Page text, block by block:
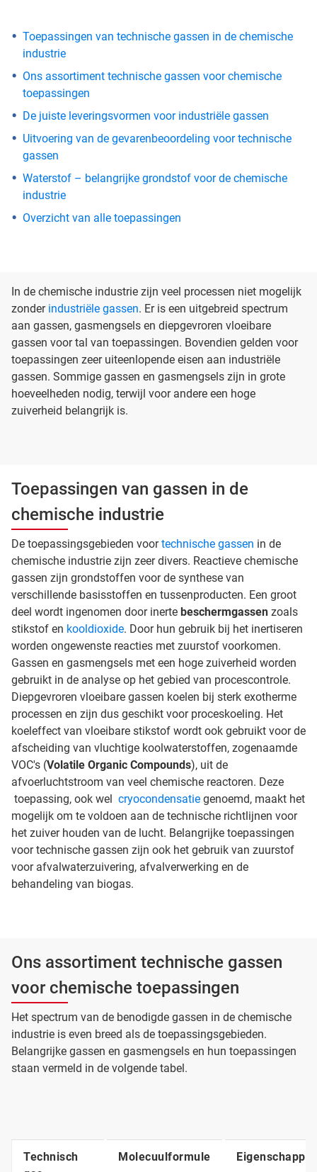
Toepassingen van technische gassen in de chemische
industrie
Ons assortiment technische gassen voor chemische
toepassingen
De juiste leveringsvormen voor industriële gassen
Uitvoering van de gevarenbeoordeling voor technische
gassen
Waterstof – belangrijke grondstof voor de chemische
industrie
Overzicht van alle toepassingen
In de chemische industrie zijn veel processen niet mogelijk
zonder industriële gassen. Er is een uitgebreid spectrum
aan gassen, gasmengsels en diepgevroren vloeibare
gassen voor tal van toepassingen. Bovendien gelden voor
toepassingen zeer uiteenlopende eisen aan industriële
gassen. Sommige gassen en gasmengsels zijn in grote
hoeveelheden nodig, terwijl voor andere een hoge
zuiverheid belangrijk is.
Toepassingen van gassen in de
chemische industrie
De toepassingsgebieden voortechnische gassen in de
chemische industrie zijn zeer divers. Reactieve chemische
gassen zijn grondstoffen voor de synthese van
verschillende basisstoffen en tussenproducten. Een groot
deel wordt ingenomen door inerte beschermgassen zoals
stikstof en kooldioxide. Door hun gebruik bij het inertiseren
worden ongewenste reacties met zuurstof voorkomen.
Gassen en gasmengsels met een hoge zuiverheid worden
gebruikt in de analyse op het gebied van procescontrole.
Diepgevroren vloeibare gassen koelen bij sterk exotherme
processen en zijn dus geschikt voor proceskoeling. Het
koeleffect van vloeibare stikstof wordt ook gebruikt voor de
afscheiding van vluchtige koolwaterstoffen, zogenaamde
VOC's (Volatile Organic Compounds), uit de
afvoerluchtstroom van veel chemische reactoren. Deze
toepassing, ook wel cryocondensatie genoemd, maakt het
mogelijk om te voldoen aan de technische richtlijnen voor
het zuiver houden van de lucht. Belangrijke toepassingen
voor technische gassen zijn ook het gebruik van zuurstof
voor afvalwaterzuivering, afvalverwerking en de
behandeling van biogas.
Ons assortiment technische gassen
voor chemische toepassingen
Het spectrum van de benodigde gassen in de chemische
industrie is even breed als de toepassingsgebieden.
Belangrijke gassen en gasmengsels en hun toepassingen
staan vermeld in de volgende tabel.
Technisch
Molecuulformule